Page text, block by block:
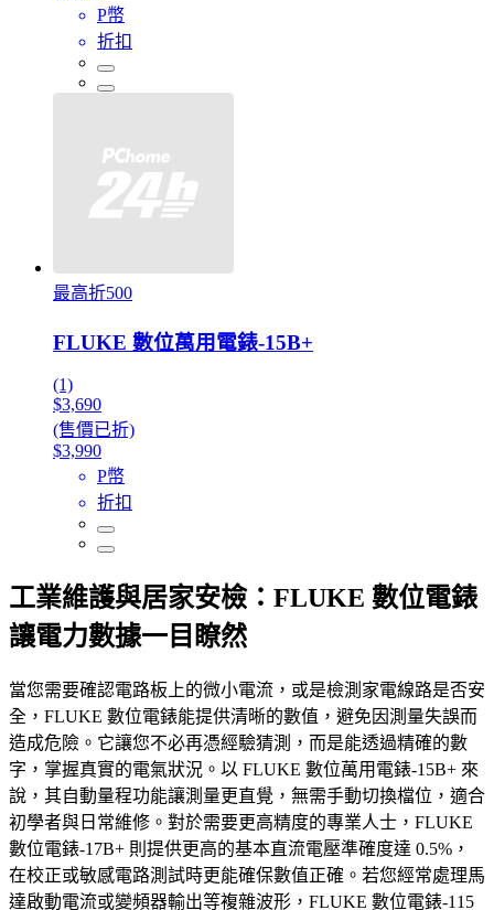
P幣
折扣
最高折500
FLUKE 數位萬用電錶-15B+
(1)
$3,690
(售價已折)
$3,990
P幣
折扣
工業維護與居家安檢：FLUKE 數位電錶
讓電力數據一目瞭然
當您需要確認電路板上的微小電流，或是檢測家電線路是否安
全，FLUKE 數位電錶能提供清晰的數值，避免因測量失誤而
造成危險。它讓您不必再憑經驗猜測，而是能透過精確的數
字，掌握真實的電氣狀況。以 FLUKE 數位萬用電錶-15B+ 來
說，其自動量程功能讓測量更直覺，無需手動切換檔位，適合
初學者與日常維修。對於需要更高精度的專業人士，FLUKE
數位電錶-17B+ 則提供更高的基本直流電壓準確度達 0.5%，
在校正或敏感電路測試時更能確保數值正確。若您經常處理馬
達啟動電流或變頻器輸出等複雜波形，FLUKE 數位電錶-115